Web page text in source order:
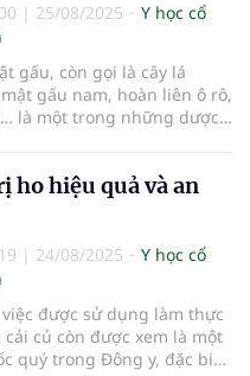
| 25/08/2025
Y học cổ
gấu, còn gọi là cây lá
gấu nam, hoàn liên ô rô,
là một trong những dược
có tác dụng hạ sốt, giải
ho hiệu quả và an
| 24/08/2025
Y học cổ
được sử dụng làm thực
cải củ còn được xem là một
quý trong Đông y, đặc biệt